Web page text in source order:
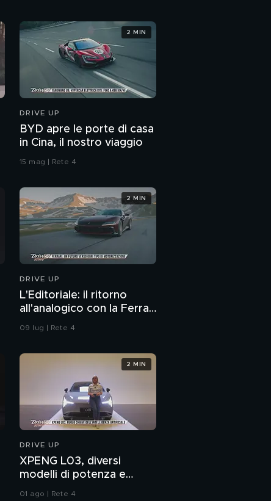
DRIVE UP
BYD apre le porte di casa
in Cina, il nostro viaggio
15 mag | Rete 4
2 MIN
DRIVE UP
L'Editoriale: il ritorno
all'analogico con la Ferrari
12Cilindri Manuale
09 lug | Rete 4
2 MIN
DRIVE UP
XPENG L03, diversi
modelli di potenza e
guida assistita di ultima
01 ago | Rete 4
2 MIN